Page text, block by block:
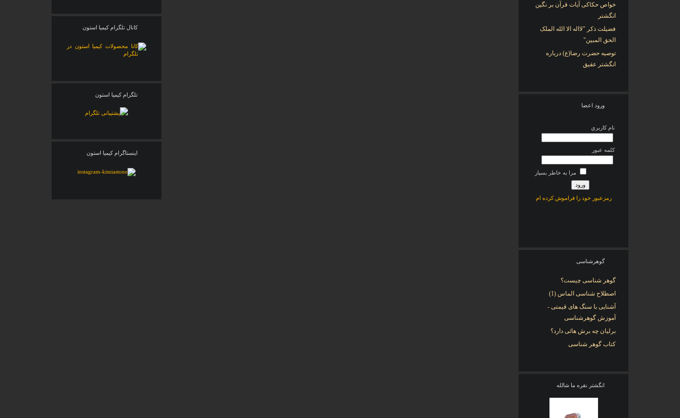
خواص حکاکی آیات قرآن بر نگین
انگشتر
فضیلت ذکر "لااله الا الله الملک
الحق المبین"
توصیه حضرت رضا(ع) درباره
انگشتر عقیق
ورود اعضا
نام کاربري
کلمه عبور
مرا به خاطر بسپار
رمزعبور خود را فراموش کرده ام
گوهرشناسی
گوهر شناسی چیست؟
اصطلاح شناسی الماس (1)
آشنایی با سنگ های قیمتی -
آموزش گوهرشناسی
برلیان چه برش هائی دارد؟
کتاب گوهر شناسی
انگشتر نقره ما شالله
کانال تلگرام کیمیا استون
تلگرام کیمیا استون
اینستاگرام کیمیا استون